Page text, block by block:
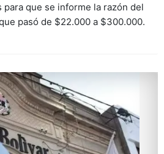
que se informe la razón del
pasó de $22.000 a $300.000.